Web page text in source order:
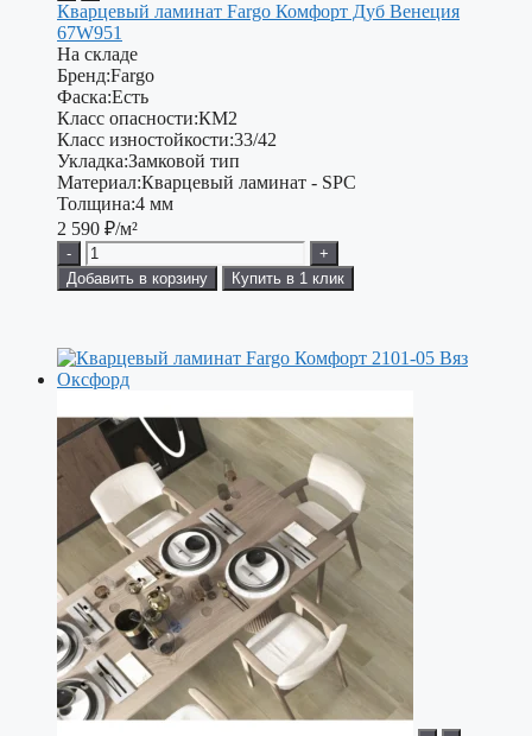
Кварцевый ламинат Fargo Комфорт Дуб Венеция
67W951
На складе
Бренд:Fargo
Фаска:Есть
Класс опасности:КМ2
Класс изностойкости:33/42
Укладка:Замковой тип
Материал:Кварцевый ламинат - SPC
Толщина:4 мм
2 590 ₽/м²
-
+
Добавить в корзину
Купить в 1 клик